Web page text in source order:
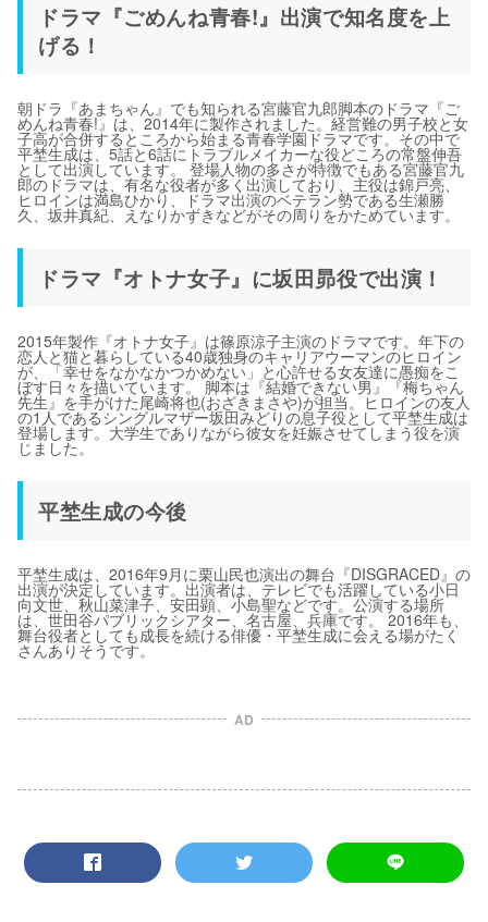
ドラマ『ごめんね青春!』出演で知名度を上
げる！
朝ドラ『あまちゃん』でも知られる宮藤官九郎脚本のドラマ『ご
めんね青春!』は、2014年に製作されました。経営難の男子校と女
子高が合併するところから始まる青春学園ドラマです。その中で
平埜生成は、5話と6話にトラブルメイカーな役どころの常盤伸吾
として出演しています。 登場人物の多さが特徴でもある宮藤官九
郎のドラマは、有名な役者が多く出演しており、主役は錦戸亮、
ヒロインは満島ひかり、ドラマ出演のベテラン勢である生瀬勝
久、坂井真紀、えなりかずきなどがその周りをかためています。
ドラマ『オトナ女子』に坂田昴役で出演！
2015年製作『オトナ女子』は篠原涼子主演のドラマです。年下の
恋人と猫と暮らしている40歳独身のキャリアウーマンのヒロイン
が、「幸せをなかなかつかめない」と心許せる女友達に愚痴をこ
ぼす日々を描いています。 脚本は『結婚できない男』『梅ちゃん
先生』を手がけた尾崎将也(おざきまさや)が担当。ヒロインの友人
の1人であるシングルマザー坂田みどりの息子役として平埜生成は
登場します。大学生でありながら彼女を妊娠させてしまう役を演
じました。
平埜生成の今後
平埜生成は、2016年9月に栗山民也演出の舞台『DISGRACED』の
出演が決定しています。出演者は、テレビでも活躍している小日
向文世、秋山菜津子、安田顕、小島聖などです。公演する場所
は、世田谷パブリックシアター、名古屋、兵庫です。 2016年も、
舞台役者としても成長を続ける俳優・平埜生成に会える場がたく
さんありそうです。
AD